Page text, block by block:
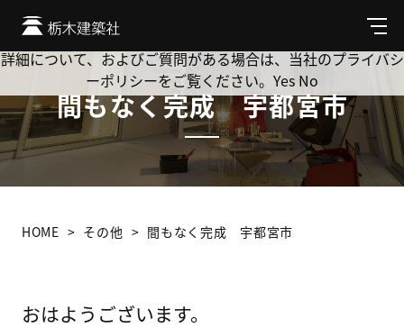
メ
ニ
ュ
間もなく完成 宇都宮市
HOME その他 間もなく完成 宇都宮市
おはようございます。
Cookie を使用して、お客様の活動を追跡してもよろしいです
か? 当社ではお客様のプライバシーを極めて重視しています。
詳細について、およびご質問がある場合は、当社のプライバシ
ーポリシーをご覧ください。 Yes No